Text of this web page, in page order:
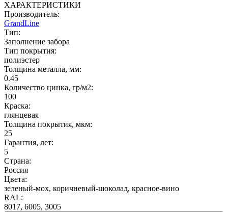
ХАРАКТЕРИСТИКИ
Производитель:
GrandLine
Тип:
Заполнение забора
Тип покрытия:
полиэстер
Толщина металла, мм:
0.45
Количество цинка, гр/м2:
100
Краска:
глянцевая
Толщина покрытия, мкм:
25
Гарантия, лет:
5
Страна:
Россия
Цвета:
зеленый-мох, коричневый-шоколад, красное-вино
RAL:
8017, 6005, 3005